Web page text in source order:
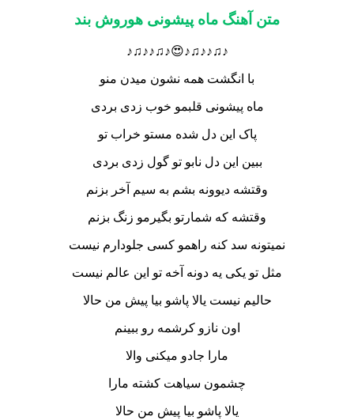
متن آهنگ ماه پیشونی هوروش بند
♪♫♪♪♫♪😍♪♫♪♪♫♪
با انگشت همه نشون میدن منو
ماه پیشونی قلبمو خوب زدی بردی
پاک این دل شده مستو خراب تو
ببین این دل نابو تو گول زدی بردی
وقتشه دیوونه بشم به سیم آخر بزنم
وقتشه که شمارتو بگیرمو زنگ بزنم
نمیتونه سد کنه راهمو کسی جلودارم نیست
مثل تو یکی یه دونه آخه تو این عالم نیست
حالیم نیست یالا پاشو بیا پیش من حالا
اون نازو کرشمه رو ببینم
مارا جادو میکنی والا
چشمون سیاهت کشته مارا
یالا پاشو بیا پیش من حالا